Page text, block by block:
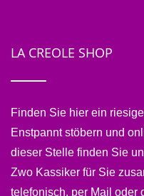
LA CREOLE SHOP
Finden Sie hier ein
Enstpannt stöbern und
dieser Stelle finden Sie
Zwo Kassiker für Sie
telefonisch, per Mail oder